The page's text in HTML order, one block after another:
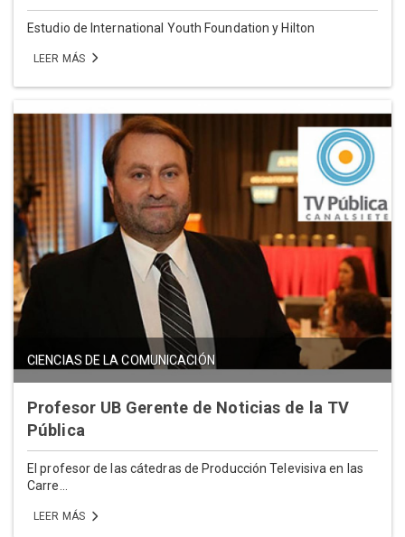
Estudio de International Youth Foundation y Hilton
LEER MÁS
CIENCIAS DE LA COMUNICACIÓN
Profesor UB Gerente de Noticias de la TV
Pública
El profesor de las cátedras de Producción Televisiva en las
Carre...
LEER MÁS